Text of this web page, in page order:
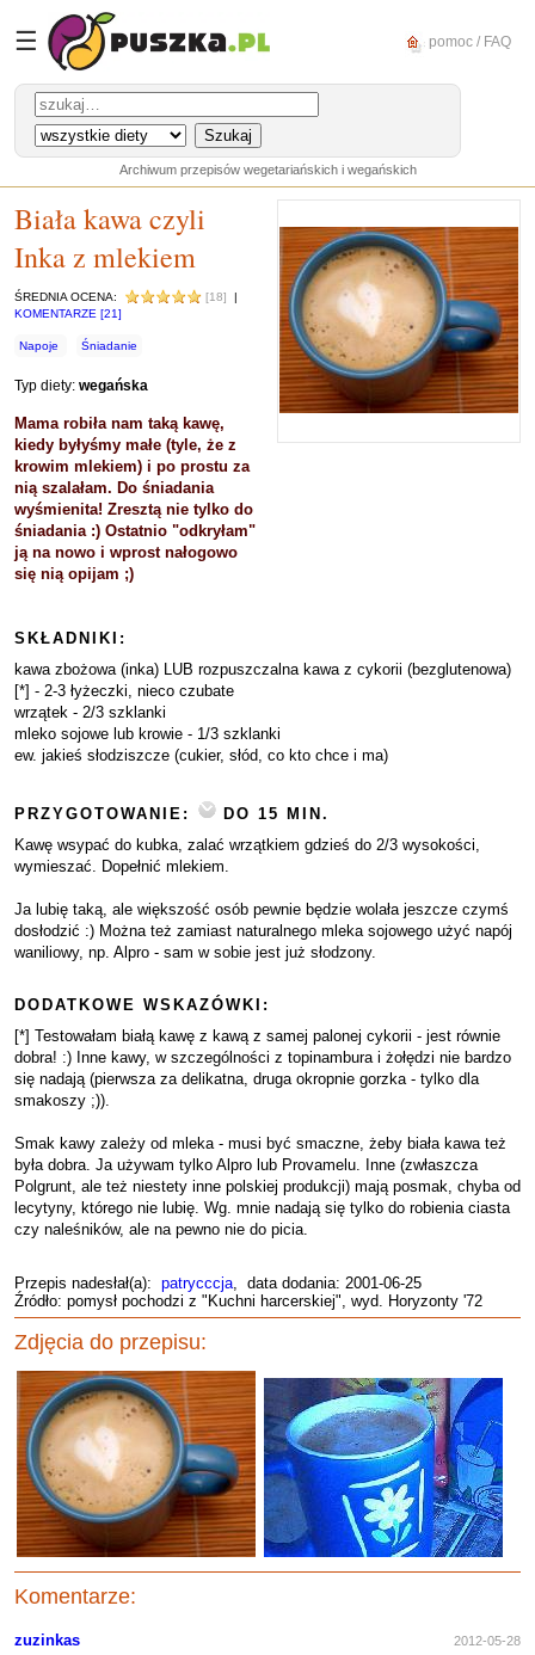
☰ pomoc / FAQ
Archiwum przepisów wegetariańskich i wegańskich
Biała kawa czyli
Inka z mlekiem
ŚREDNIA OCENA: [18]
|
KOMENTARZE [21]
Napoje Śniadanie
Typ diety: wegańska
Mama robiła nam taką kawę,
kiedy byłyśmy małe (tyle, że z
krowim mlekiem) i po prostu za
nią szalałam. Do śniadania
wyśmienita! Zresztą nie tylko do
śniadania :) Ostatnio "odkryłam"
ją na nowo i wprost nałogowo
się nią opijam ;)
SKŁADNIKI:
kawa zbożowa (inka) LUB rozpuszczalna kawa z cykorii (bezglutenowa)
[*] - 2-3 łyżeczki, nieco czubate
wrzątek - 2/3 szklanki
mleko sojowe lub krowie - 1/3 szklanki
ew. jakieś słodziszcze (cukier, słód, co kto chce i ma)
PRZYGOTOWANIE:
DO 15 MIN.
Kawę wsypać do kubka, zalać wrzątkiem gdzieś do 2/3 wysokości,
wymieszać. Dopełnić mlekiem.
Ja lubię taką, ale większość osób pewnie będzie wolała jeszcze czymś
dosłodzić :) Można też zamiast naturalnego mleka sojowego użyć napój
waniliowy, np. Alpro - sam w sobie jest już słodzony.
DODATKOWE WSKAZÓWKI:
[*] Testowałam białą kawę z kawą z samej palonej cykorii - jest równie
dobra! :) Inne kawy, w szczególności z topinambura i żołędzi nie bardzo
się nadają (pierwsza za delikatna, druga okropnie gorzka - tylko dla
smakoszy ;)).
Smak kawy zależy od mleka - musi być smaczne, żeby biała kawa też
była dobra. Ja używam tylko Alpro lub Provamelu. Inne (zwłaszcza
Polgrunt, ale też niestety inne polskiej produkcji) mają posmak, chyba od
lecytyny, którego nie lubię. Wg. mnie nadają się tylko do robienia ciasta
czy naleśników, ale na pewno nie do picia.
Przepis nadesłał(a): patrycccja, data dodania: 2001-06-25
Źródło: pomysł pochodzi z "Kuchni harcerskiej", wyd. Horyzonty '72
Zdjęcia do przepisu:
Komentarze:
zuzinkas 2012-05-28